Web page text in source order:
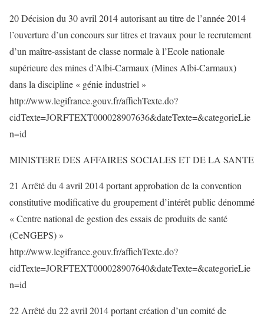
20 Décision du 30 avril 2014 autorisant au titre de l’année 2014
l’ouverture d’un concours sur titres et travaux pour le recrutement
d’un maître-assistant de classe normale à l’Ecole nationale
supérieure des mines d’Albi-Carmaux (Mines Albi-Carmaux)
dans la discipline « génie industriel »
http://www.legifrance.gouv.fr/affichTexte.do?
cidTexte=JORFTEXT000028907636&dateTexte=&categorieLie
n=id
MINISTERE DES AFFAIRES SOCIALES ET DE LA SANTE
21 Arrêté du 4 avril 2014 portant approbation de la convention
constitutive modificative du groupement d’intérêt public dénommé
« Centre national de gestion des essais de produits de santé
(CeNGEPS) »
http://www.legifrance.gouv.fr/affichTexte.do?
cidTexte=JORFTEXT000028907640&dateTexte=&categorieLie
n=id
22 Arrêté du 22 avril 2014 portant création d’un comité de